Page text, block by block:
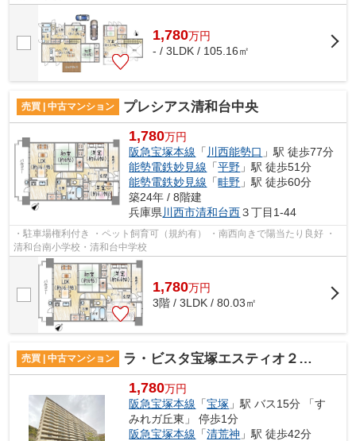
1,780万円
- / 3LDK / 105.16㎡
売買 | 中古マンション プレシアス清和台中央
1,780万円
阪急宝塚本線 「 川西能勢口 」駅 徒歩77分
能勢電鉄妙見線 「平野 」駅 徒歩51分
能勢電鉄妙見線 「畦野 」駅 徒歩60分
築24年 / 8階建
兵庫県 川西市清和台西３丁目1-44
・駐車場権利付き ・ペット飼育可（規約有） ・南西向きで陽当たり良好 ・
清和台南小学校・清和台中学校
1,780万円
3階 / 3LDK / 80.03㎡
売買 | 中古マンション ラ・ビスタ宝塚エスティオ２番館
1,780万円
阪急宝塚本線 「宝塚 」駅 バス15分 「す
みれガ丘東」 停歩1分
阪急宝塚本線 「清荒神 」駅 徒歩42分